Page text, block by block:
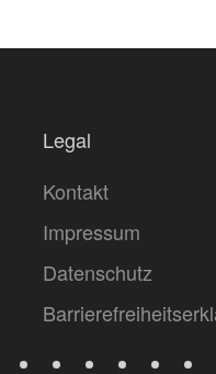
Legal
Kontakt
Impressum
Datenschutz